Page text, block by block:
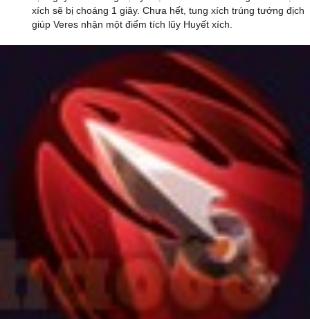
xích sẽ bị choáng 1 giây. Chưa hết, tung xích trúng tướng địch
giúp Veres nhận một điểm tích lũy Huyết xích.